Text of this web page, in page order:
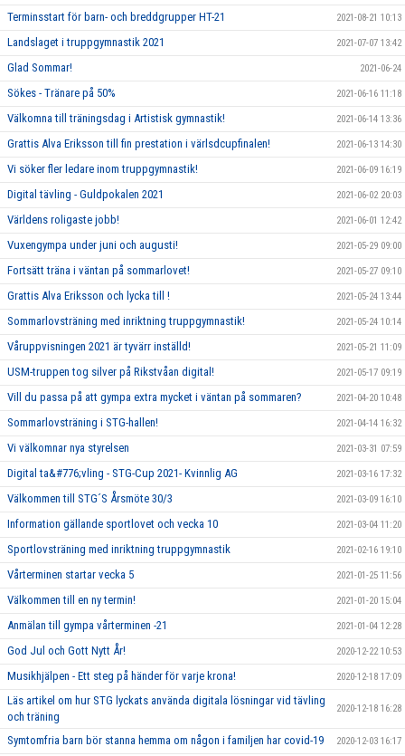
Terminsstart för barn- och breddgrupper HT-21 2021-08-21 10:13
Landslaget i truppgymnastik 2021 2021-07-07 13:42
Glad Sommar! 2021-06-24
Sökes - Tränare på 50% 2021-06-16 11:18
Välkomna till träningsdag i Artistisk gymnastik! 2021-06-14 13:36
Grattis Alva Eriksson till fin prestation i värlsdcupfinalen! 2021-06-13 14:30
Vi söker fler ledare inom truppgymnastik! 2021-06-09 16:19
Digital tävling - Guldpokalen 2021 2021-06-02 20:03
Världens roligaste jobb! 2021-06-01 12:42
Vuxengympa under juni och augusti! 2021-05-29 09:00
Fortsätt träna i väntan på sommarlovet! 2021-05-27 09:10
Grattis Alva Eriksson och lycka till ! 2021-05-24 13:44
Sommarlovsträning med inriktning truppgymnastik! 2021-05-24 10:14
Våruppvisningen 2021 är tyvärr inställd! 2021-05-21 11:09
USM-truppen tog silver på Rikstvåan digital! 2021-05-17 09:19
Vill du passa på att gympa extra mycket i väntan på sommaren? 2021-04-20 10:48
Sommarlovsträning i STG-hallen! 2021-04-14 16:32
Vi välkomnar nya styrelsen 2021-03-31 07:59
Digital ta&#776;vling - STG-Cup 2021- Kvinnlig AG 2021-03-16 17:32
Välkommen till STG´S Årsmöte 30/3 2021-03-09 16:10
Information gällande sportlovet och vecka 10 2021-03-04 11:20
Sportlovsträning med inriktning truppgymnastik 2021-02-16 19:10
Vårterminen startar vecka 5 2021-01-25 11:56
Välkommen till en ny termin! 2021-01-20 15:04
Anmälan till gympa vårterminen -21 2021-01-04 12:28
God Jul och Gott Nytt År! 2020-12-22 10:53
Musikhjälpen - Ett steg på händer för varje krona! 2020-12-18 17:09
Läs artikel om hur STG lyckats använda digitala lösningar vid tävling
och träning
2020-12-18 16:28
Symtomfria barn bör stanna hemma om någon i familjen har covid-19 2020-12-03 16:17